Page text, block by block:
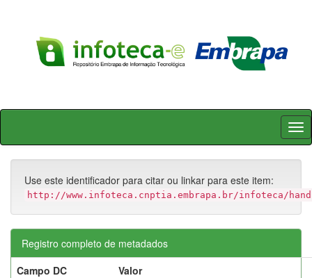
Skip
Use este identificador para citar ou linkar para este item:
http://www.infoteca.cnptia.embrapa.br/infoteca/
Registro completo de metadados
Campo DC
Valor